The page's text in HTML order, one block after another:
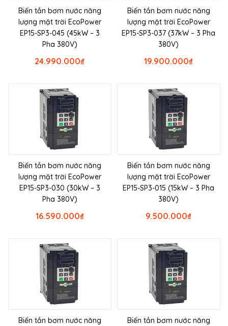
Biến tần bơm nước năng
lượng mặt trời EcoPower
EP15-SP3-045 (45kW – 3
Pha 380V)
₫
24.990.000
Biến tần bơm nước năng
lượng mặt trời EcoPower
EP15-SP3-037 (37kW – 3 Pha
380V)
₫
19.900.000
Biến tần bơm nước năng
lượng mặt trời EcoPower
EP15-SP3-030 (30kW – 3
Pha 380V)
₫
16.590.000
Biến tần bơm nước năng
lượng mặt trời EcoPower
EP15-SP3-015 (15kW – 3 Pha
380V)
₫
9.500.000
Biến tần bơm nước năng
Biến tần bơm nước năng